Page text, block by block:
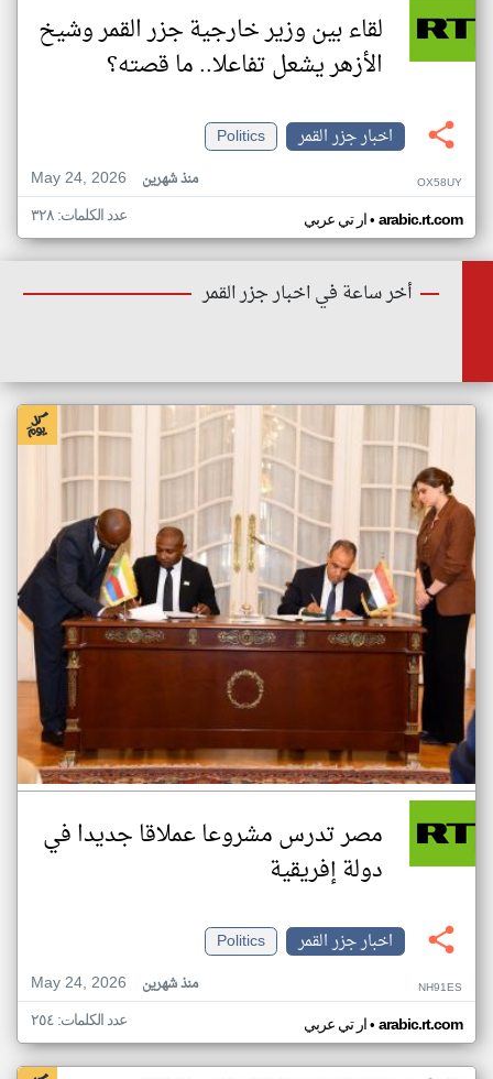
لقاء بين وزير خارجية جزر القمر وشيخ
الأزهر يشعل تفاعلا.. ما قصته؟
اخبار جزر القمر
Politics
May 24, 2026
منذ شهرين OX58UY
ار تي عربي• arabic.rt.com عدد الكلمات: ٣٢٨
أخر ساعة في اخبار جزر القمر
مصر تدرس مشروعا عملاقا جديدا في
دولة إفريقية
اخبار جزر القمر
Politics
May 24, 2026
منذ شهرين NH91ES
ار تي عربي• arabic.rt.com عدد الكلمات: ٢٥٤